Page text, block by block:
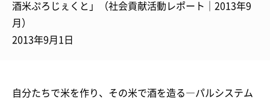
酒米ぷろじぇくと」（社会貢献活動レポート｜2013年9
月）
2013年9月1日
自分たちで米を作り、その米で酒を造る―パルシステム